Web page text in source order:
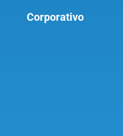
Corporativo